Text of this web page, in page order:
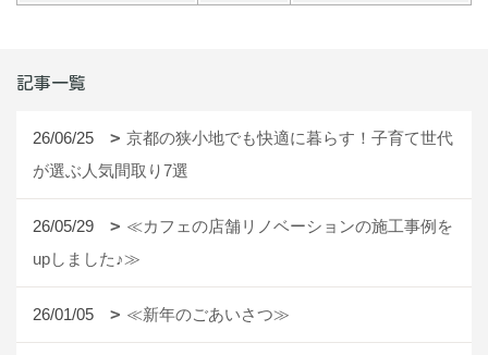
記事一覧
26/06/25
京都の狭小地でも快適に暮らす！子育て世代
が選ぶ人気間取り7選
26/05/29
≪カフェの店舗リノベーションの施工事例を
upしました♪≫
26/01/05 ≪新年のごあいさつ≫